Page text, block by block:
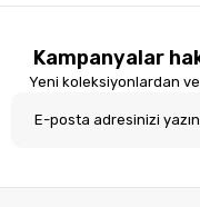
Kampanyalar
Yeni koleksiyonlardan